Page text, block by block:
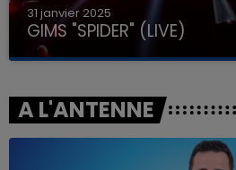
31 janvier 2025
GIMS "SPIDER" (LIVE)
A L'ANTENNE